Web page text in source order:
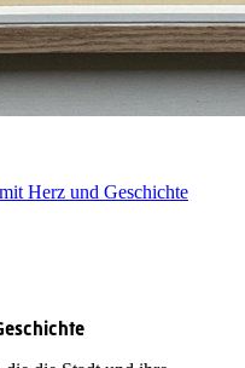
Herz und Geschichte